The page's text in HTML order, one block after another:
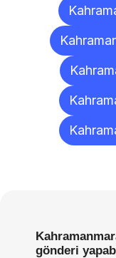
gönderi